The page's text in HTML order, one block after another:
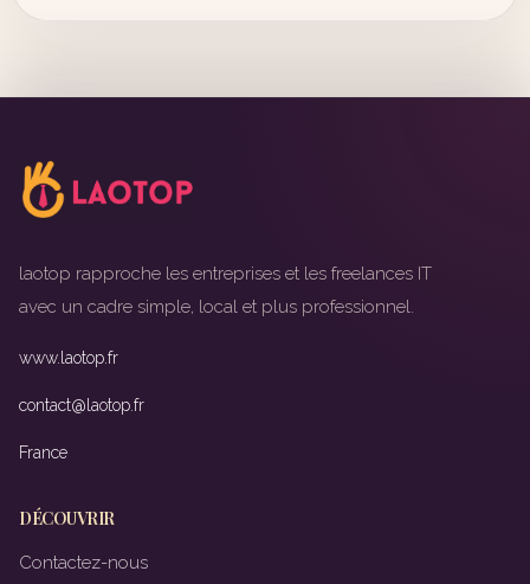
laotop rapproche les entreprises et les freelances IT
avec un cadre simple, local et plus professionnel.
www.laotop.fr
contact@laotop.fr
France
DÉCOUVRIR
Contactez-nous